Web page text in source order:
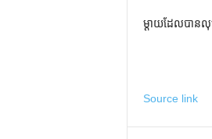
ម្តាយដែលបាន
Source link